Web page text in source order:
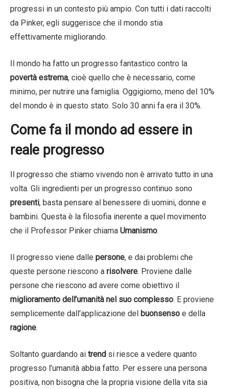
progressi in un contesto più ampio. Con tutti i dati raccolti
da Pinker, egli suggerisce che il mondo stia
effettivamente migliorando.
Il mondo ha fatto un progresso fantastico contro la
povertà estrema, cioè quello che è necessario, come
minimo, per nutrire una famiglia. Oggigiorno, meno del 10%
del mondo è in questo stato. Solo 30 anni fa era il 30%.
Come fa il mondo ad essere in
reale progresso
Il progresso che stiamo vivendo non è arrivato tutto in una
volta. Gli ingredienti per un progresso continuo sono
presenti, basta pensare al benessere di uomini, donne e
bambini. Questa è la filosofia inerente a quel movimento
che il Professor Pinker chiama Umanismo.
Il progresso viene dalle persone, e dai problemi che
queste persone riescono a risolvere. Proviene dalle
persone che riescono ad avere come obiettivo il
miglioramento dell’umanità nel suo complesso. E proviene
semplicemente dall’applicazione del buonsenso e della
ragione.
Soltanto guardando ai trend si riesce a vedere quanto
progresso l’umanità abbia fatto. Per essere una persona
positiva, non bisogna che la propria visione della vita sia